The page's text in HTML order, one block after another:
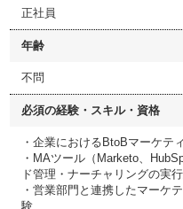
正社員
年齢
不問
必須の経験・スキル・資格
・企業におけるBtoBマーケテ
・MAツール（Marketo、
ド管理・ナーチャリングの実
・営業部門と連携したマーケ
験